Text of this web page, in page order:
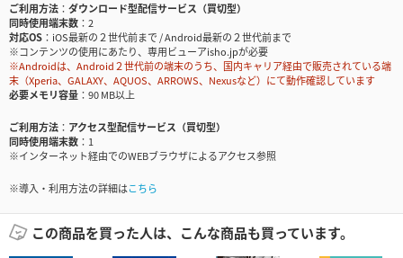
ご利用方法
ダウンロード型配信サービス（買切型）
同時使用端末数
2
対応OS
iOS最新の２世代前まで / Android最新の２世代前まで
※コンテンツの使用にあたり、専用ビューアisho.jpが必要
※Androidは、Android２世代前の端末のうち、国内キャリア経由で販売されている端
末（Xperia、GALAXY、AQUOS、ARROWS、Nexusなど）にて動作確認しています
必要メモリ容量
90 MB以上
ご利用方法
アクセス型配信サービス（買切型）
同時使用端末数
1
※インターネット経由でのWEBブラウザによるアクセス参照
※導入・利用方法の詳細はこちら
この商品を買った人は、こんな商品も買っています。